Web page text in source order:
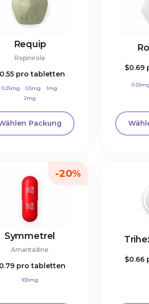
Requip
Ropinirole
pro tabletten
0,25mg 0,5mg
1mg
2mg
Packung
$0.69
0.25mg
Symmetrel
Amantadine
pro tabletten
100mg
-20%
$0.66